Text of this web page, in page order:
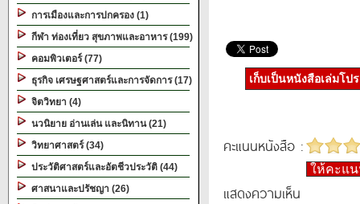
การเมืองและการปกครอง (1)
กีฬา ท่องเที่ยว สุขภาพและอาหาร (199)
คอมพิวเตอร์ (77)
ธุรกิจ เศรษฐศาสตร์และการจัดการ (17)
จิตวิทยา (4)
นวนิยาย อ่านเล่น และนิทาน (21)
วิทยาศาสตร์ (34)
ประวัติศาสตร์และอัตชีวประวัติ (44)
ศาสนาและปรัชญา (26)
เก็บเป็นหนังสือเล่มโป
คะแนนหนังสือ :
ให้คะแ
แสดงความเห็น